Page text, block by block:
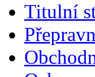
Titulní